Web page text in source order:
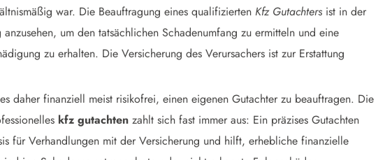
war. Die Beauftragung eines qualifizierten Kfz Gutachters ist in der
um den tatsächlichen Schadenumfang zu ermitteln und eine
zu erhalten. Die Versicherung des Verursachers ist zur Erstattung
daher finanziell meist risikofrei, einen eigenen Gutachter zu beauftragen. Die
kfz gutachten zahlt sich fast immer aus: Ein präzises Gutachten
für Verhandlungen mit der Versicherung und hilft, erhebliche finanzielle